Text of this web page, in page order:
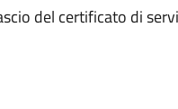
del certificato di